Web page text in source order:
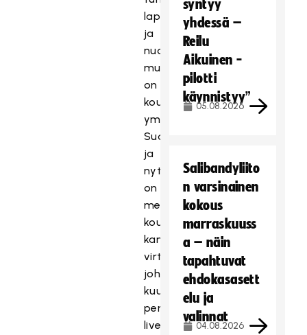
lapsille
ja
nuorille,
mukana
on
kouluja
ympäri
Suomen
ja
nyt
on
meneillään
koulujen
kanssa
virtuaaliviikko,
johon
kuuluu
perjantain
livelähetys.
syntyy
yhdessä –
Reilu
Aikuinen -
pilotti
käynnistyy”
05.08.2026
Salibandyliito
n varsinainen
kokous
marraskuuss
a – näin
tapahtuvat
ehdokasasett
elu ja
valinnat
04.08.2026